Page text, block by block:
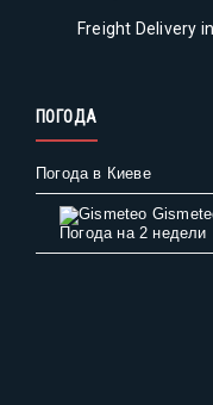
Freight Delivery
ПОГОДА
Погода в Киеве
Погода на 2 недели